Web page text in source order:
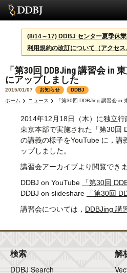
サービス
スパコン
統計
活動
利用規約
問合せ
(8/14～17) DDBJ センター夏季休
利用規約の改訂について（アクセス
「第30回 DDBJing 講習会 in
にアップしました
2015/01/07 お知らせ
DDBJ
ホーム
ニュース 「第30回 DDBJing 講習会 in
2014年12月18日（木）に独立
東京本部で実施された「第30回
の講義の様子をYouTube に，講
ップしました。
講習会アーカイブより閲覧できま
DDBJ on YouTube
「第30回
DDBJ on slideshare
「第30回
講習会については， DDBJing 講
検索
DDBJ Search
解